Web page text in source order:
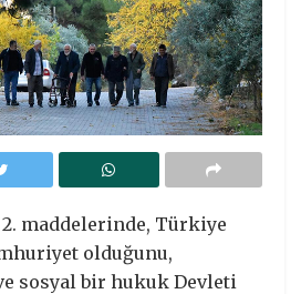
2. maddelerinde, Türkiye
olduğunu,
sosyal bir hukuk Devleti